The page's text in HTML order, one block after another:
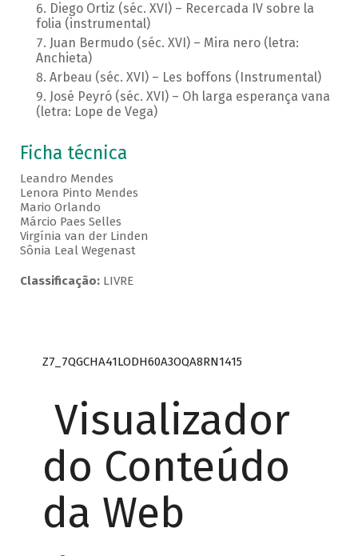
Diego Ortiz (séc. XVI) – Recercada IV sobre la
folia (instrumental)
Juan Bermudo (séc. XVI) – Mira nero (letra:
Anchieta)
Arbeau (séc. XVI) – Les boffons (Instrumental)
José Peyró (séc. XVI) – Oh larga esperança vana
(letra: Lope de Vega)
Ficha técnica
Leandro Mendes
Lenora Pinto Mendes
Mario Orlando
Márcio Paes Selles
Virgínia van der Linden
Sônia Leal Wegenast
Classificação:LIVRE
Z7_7QGCHA41LODH60A3OQA8RN1415
Visualizador
do Conteúdo
da Web